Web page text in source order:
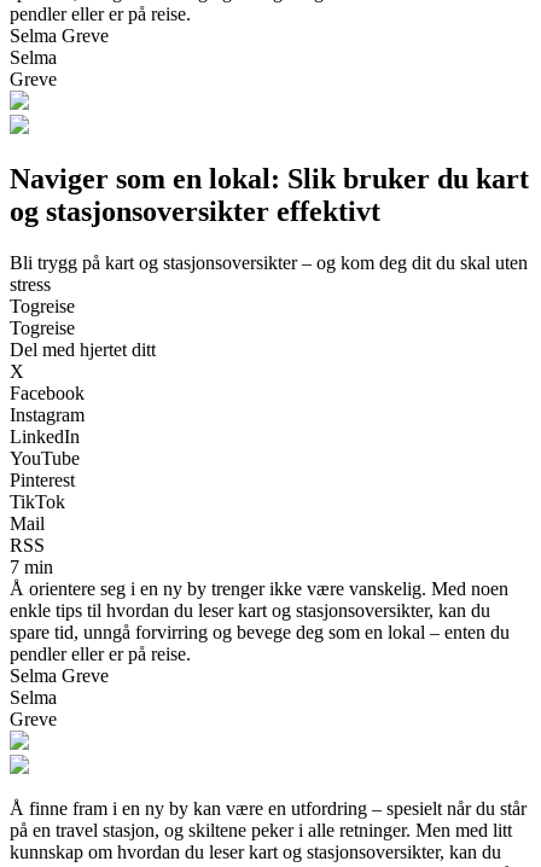
pendler eller er på reise.
Selma Greve
Selma
Greve
Naviger som en lokal: Slik bruker du kart
og stasjonsoversikter effektivt
Bli trygg på kart og stasjonsoversikter – og kom deg dit du skal uten
stress
Togreise
Togreise
Del med hjertet ditt
X
Facebook
Instagram
LinkedIn
YouTube
Pinterest
TikTok
Mail
RSS
7 min
Å orientere seg i en ny by trenger ikke være vanskelig. Med noen
enkle tips til hvordan du leser kart og stasjonsoversikter, kan du
spare tid, unngå forvirring og bevege deg som en lokal – enten du
pendler eller er på reise.
Selma Greve
Selma
Greve
Å finne fram i en ny by kan være en utfordring – spesielt når du står
på en travel stasjon, og skiltene peker i alle retninger. Men med litt
kunnskap om hvordan du leser kart og stasjonsoversikter, kan du